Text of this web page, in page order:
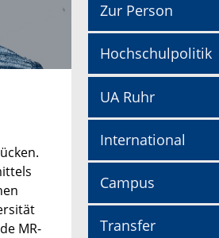
MR-
Zur Person
Hochschulpolitik
UA Ruhr
International
Campus
Transfer